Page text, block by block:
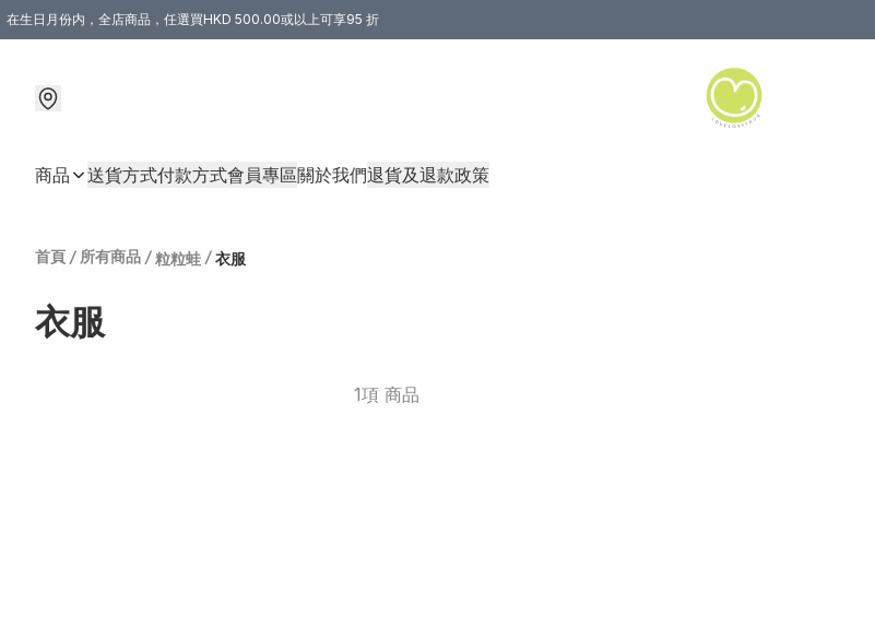
在生日月份内，全店商品，任選買HKD 500.00或以上可享95 折
商品 送貨方式付款方式會員專區關於我們退貨及退款政策
首頁 / 所有商品 / 粒粒蛙 / 衣服
衣服
1項 商品